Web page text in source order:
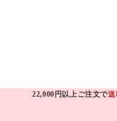
22,000円以上ご注文で送